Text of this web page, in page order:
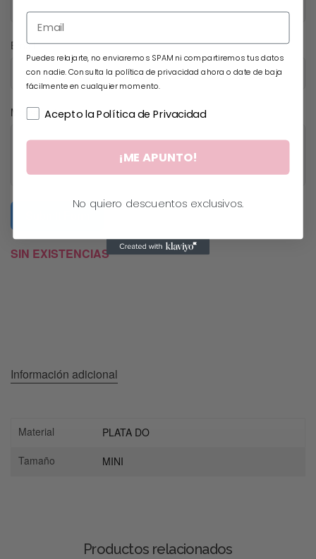
Email
Mensaje
SIN EXISTENCIAS
Información adicional
Material
PLATA DO
Tamaño
MINI
Productos relacionados
Puedes relajarte, no enviaremos SPAM ni compartiremos tus datos
con nadie. Consulta la política de privacidad ahora o date de baja
fácilmente en cualquier momento.
Acepto la Política de Privacidad
¡ME APUNTO!
No quiero descuentos exclusivos.